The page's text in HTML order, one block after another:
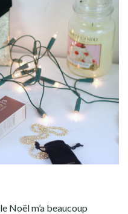
Noël m’a beaucoup